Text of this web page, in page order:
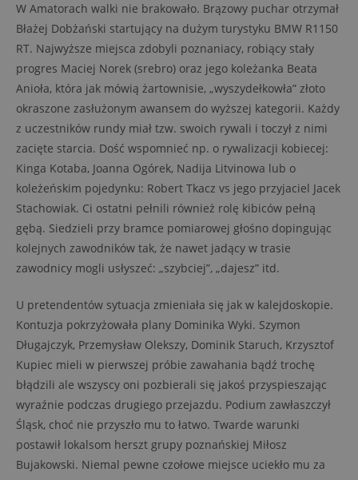
W Amatorach walki nie brakowało. Brązowy puchar otrzymał
Błażej Dobżański startujący na dużym turystyku BMW R1150
RT. Najwyższe miejsca zdobyli poznaniacy, robiący stały
progres Maciej Norek (srebro) oraz jego koleżanka Beata
Anioła, która jak mówią żartownisie, „wyszydełkowła” złoto
okraszone zasłużonym awansem do wyższej kategorii. Każdy
z uczestników rundy miał tzw. swoich rywali i toczył z nimi
zacięte starcia. Dość wspomnieć np. o rywalizacji kobiecej:
Kinga Kotaba, Joanna Ogórek, Nadija Litvinowa lub o
koleżeńskim pojedynku: Robert Tkacz vs jego przyjaciel Jacek
Stachowiak. Ci ostatni pełnili również rolę kibiców pełną
gębą. Siedzieli przy bramce pomiarowej głośno dopingując
kolejnych zawodników tak, że nawet jadący w trasie
zawodnicy mogli usłyszeć: „szybciej”, „dajesz” itd.
U pretendentów sytuacja zmieniała się jak w kalejdoskopie.
Kontuzja pokrzyżowała plany Dominika Wyki. Szymon
Długajczyk, Przemysław Olekszy, Dominik Staruch, Krzysztof
Kupiec mieli w pierwszej próbie zawahania bądź trochę
błądzili ale wszyscy oni pozbierali się jakoś przyspieszając
wyraźnie podczas drugiego przejazdu. Podium zawłaszczył
Śląsk, choć nie przyszło mu to łatwo. Twarde warunki
postawił lokalsom herszt grupy poznańskiej Miłosz
Bujakowski. Niemal pewne czołowe miejsce uciekło mu za